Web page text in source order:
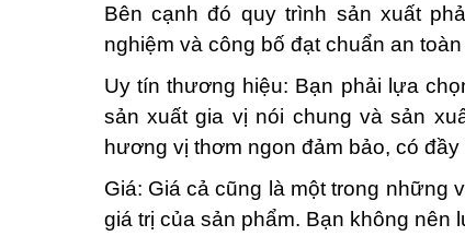
Bên cạnh đó quy trình sản xuất
nghiệm và công bố đạt chuẩn an
Uy tín thương hiệu: Bạn phải lựa
sản xuất gia vị nói chung và sản
hương vị thơm ngon đảm bảo, có
Giá: Giá cả cũng là một trong những
giá trị của sản phẩm. Bạn không